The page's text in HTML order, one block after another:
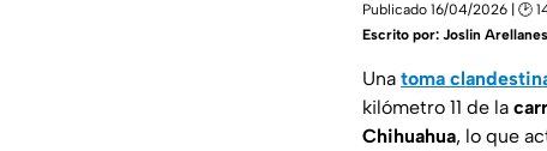
Publicado 16/04/2026 | 🕑
Escrito por: Joslin Arellanes
Una toma
kilómetro 11 de la
Chihuahua, lo que